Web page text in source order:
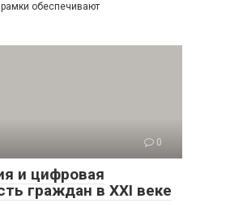
обеспечивают
0
и цифровая
граждан в XXI веке